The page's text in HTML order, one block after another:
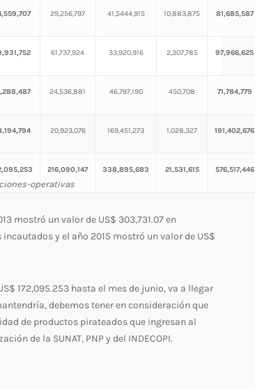
29,256,797 41,5444,915 10,883,875 81,685,587
61,737,924 33,920,916 2,307,785 97,966,625
24,536,881 46,797,190 450,708 71,784,779
20,923,076 169,451,273 1,028,327 191,402,676
216,090,147 338,895,683 21,531,615 576,517,446
operativas
mostró un valor de US$ 303,731.07 en
y el año 2015 mostró un valor de US$
172,095.253 hasta el mes de junio, va a llegar
debemos tener en consideración que
de productos pirateados que ingresan al
de la SUNAT, PNP y del INDECOPI.